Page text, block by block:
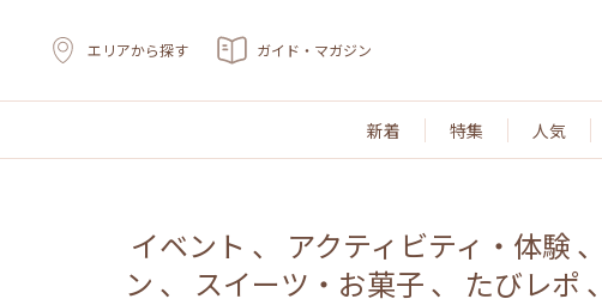
エリアから探す ガイド・マガジン
新着 特集 人気
イベント 、 アクティビティ・体験 、
ン 、 スイーツ・お菓子 、 たびレポ 、